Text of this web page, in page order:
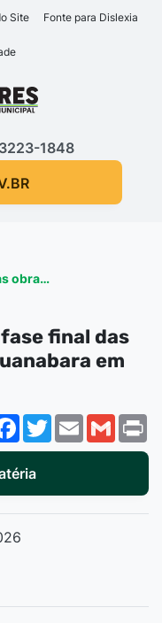
e links
Site Fonte para Dislexia
principal
1848
obra…
final das
em
Facebook
Twitter
EmailGmail